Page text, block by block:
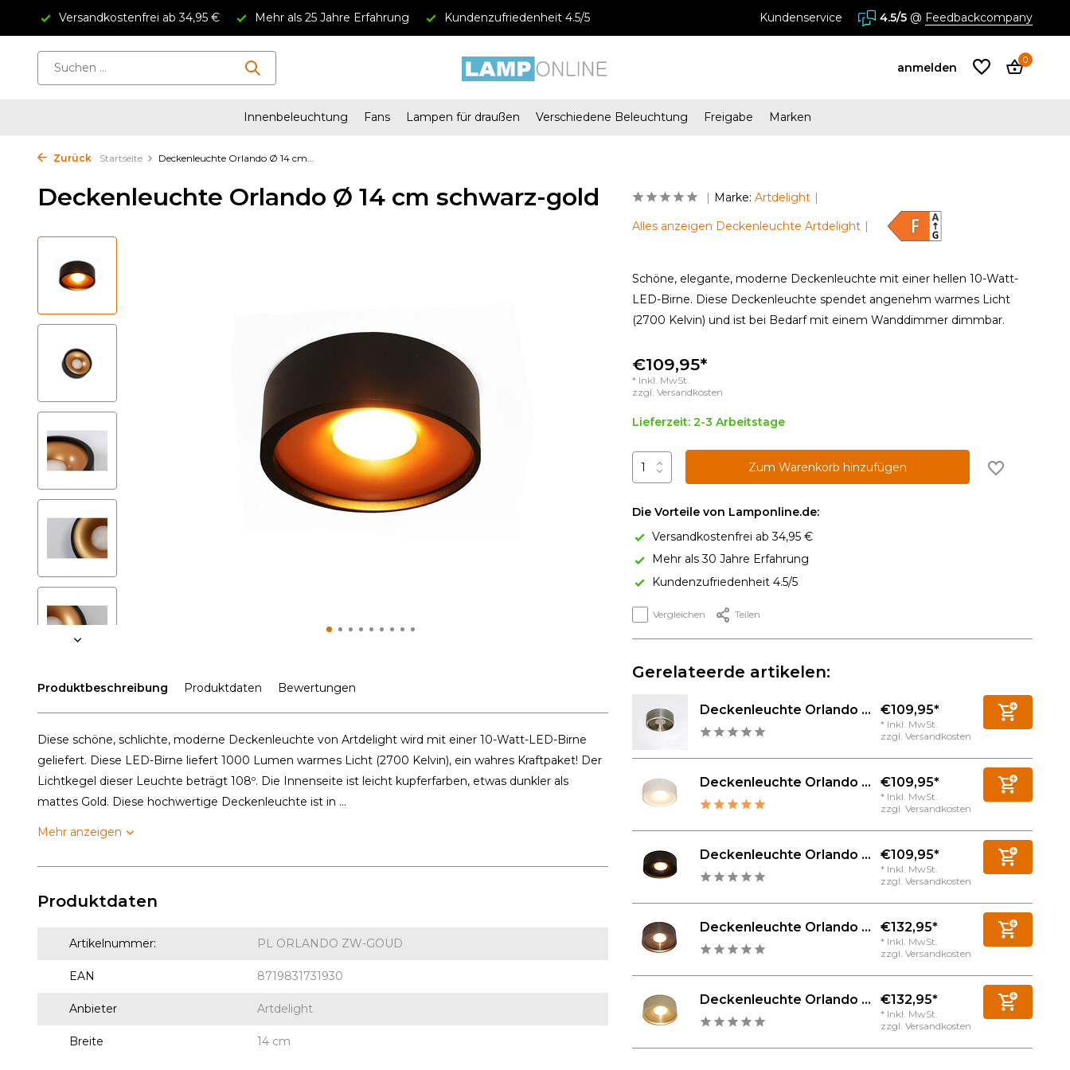
Versandkostenfrei ab 34,95 € Mehr als 25 Jahre Erfahrung Kundenzufriedenheit 4.5/5 Kundenservice 4.5/5 @ Feedbackcompany
anmelden
Benutzerkonto
0
Innenbeleuchtung Fans Lampen für draußen Verschiedene Beleuchtung Freigabe Marken
Zurück Startseite Deckenleuchte Orlando Ø 14 cm...
Deckenleuchte Orlando Ø 14 cm schwarz-gold
Produktbeschreibung Produktdaten Bewertungen
Diese schöne, schlichte, moderne Deckenleuchte von Artdelight wird mit einer 10-Watt-LED-Birne
geliefert. Diese LED-Birne liefert 1000 Lumen warmes Licht (2700 Kelvin), ein wahres Kraftpaket! Der
Lichtkegel dieser Leuchte beträgt 108º. Die Innenseite ist leicht kupferfarben, etwas dunkler als
mattes Gold. Diese hochwertige Deckenleuchte ist in ...
Mehr anzeigen
Produktdaten
Artikelnummer: PL ORLANDO ZW-GOUD
EAN 8719831731930
Anbieter Artdelight
Breite 14 cm
Marke: Artdelight
Alles anzeigen Deckenleuchte Artdelight
Schöne, elegante, moderne Deckenleuchte mit einer hellen 10-Watt-
LED-Birne. Diese Deckenleuchte spendet angenehm warmes Licht
(2700 Kelvin) und ist bei Bedarf mit einem Wanddimmer dimmbar.
€109,95*
* Inkl. MwSt.
zzgl. Versandkosten
Lieferzeit: 2-3 Arbeitstage
Zum Warenkorb hinzufügen
Die Vorteile von Lamponline.de:
Versandkostenfrei ab 34,95 €
Mehr als 30 Jahre Erfahrung
Kundenzufriedenheit 4.5/5
Vergleichen Teilen
Gerelateerde artikelen:
Deckenleuchte Orlando ... €109,95*
* Inkl. MwSt.
zzgl. Versandkosten
Deckenleuchte Orlando ... €109,95*
* Inkl. MwSt.
zzgl. Versandkosten
Deckenleuchte Orlando ... €109,95*
* Inkl. MwSt.
zzgl. Versandkosten
Deckenleuchte Orlando ... €132,95*
* Inkl. MwSt.
zzgl. Versandkosten
Deckenleuchte Orlando ... €132,95*
* Inkl. MwSt.
zzgl. Versandkosten